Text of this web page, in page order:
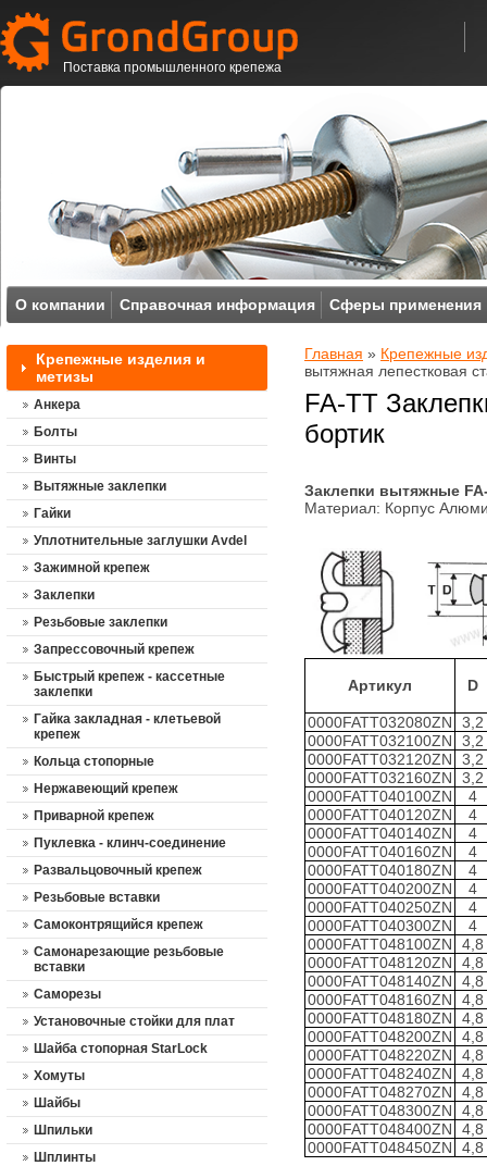
Поставка промышленного крепежа
О компании Справочная информация Сферы применения
Главная » Крепежные
вытяжная лепестковая
FA-TT
бортик
Заклепки вытяжные
Материал: Корпус
Артикул D
0000FATT032080ZN
3,2
0000FATT032100ZN
3,2
0000FATT032120ZN
3,2
0000FATT032160ZN
3,2
0000FATT040100ZN
4
0000FATT040120ZN
4
0000FATT040140ZN
4
0000FATT040160ZN
4
0000FATT040180ZN
4
0000FATT040200ZN
4
0000FATT040250ZN
4
0000FATT040300ZN
4
0000FATT048100ZN
4,8
0000FATT048120ZN
4,8
0000FATT048140ZN
4,8
0000FATT048160ZN
4,8
0000FATT048180ZN
4,8
0000FATT048200ZN
4,8
0000FATT048220ZN
4,8
0000FATT048240ZN
4,8
0000FATT048270ZN
4,8
0000FATT048300ZN
4,8
0000FATT048400ZN
4,8
0000FATT048450ZN
4,8
Крепежные изделия и
метизы
Анкера
Болты
Винты
Вытяжные заклепки
Гайки
Уплотнительные заглушки Avdel
Зажимной крепеж
Заклепки
Резьбовые заклепки
Запрессовочный крепеж
Быстрый крепеж - кассетные
заклепки
Гайка закладная - клетьевой
крепеж
Кольца стопорные
Нержавеющий крепеж
Приварной крепеж
Пуклевка - клинч-соединение
Развальцовочный крепеж
Резьбовые вставки
Самоконтрящийся крепеж
Cамонарезающие резьбовые
вставки
Саморезы
Установочные стойки для плат
Шайба стопорная StarLock
Хомуты
Шайбы
Шпильки
Шплинты